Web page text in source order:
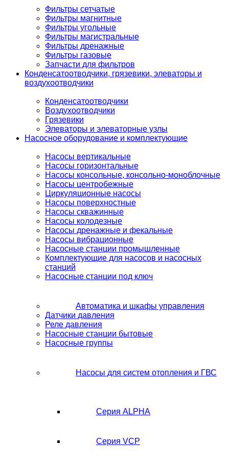
Фильтры сетчатые
Фильтры магнитные
Фильтры угольные
Фильтры магистральные
Фильтры дренажные
Фильтры газовые
Запчасти для фильтров
Конденсатоотводчики, грязевики, элеваторы и
воздухоотводчики
Конденсатоотводчики
Воздухоотводчики
Грязевики
Элеваторы и элеваторные узлы
Насосное оборудование и комплектующие
Насосы вертикальные
Насосы горизонтальные
Насосы консольные, консольно-моноблочные
Насосы центробежные
Циркуляционные насосы
Насосы поверхностные
Насосы скважинные
Насосы колодезные
Насосы дренажные и фекальные
Насосы вибрационные
Насосные станции промышленные
Комплектующие для насосов и насосных
станций
Насосные станции под ключ
Автоматика и шкафы управления
Датчики давления
Реле давления
Насосные станции бытовые
Насосные группы
Насосы для систем отопления и ГВС
Серия ALPHA
Серия VCP